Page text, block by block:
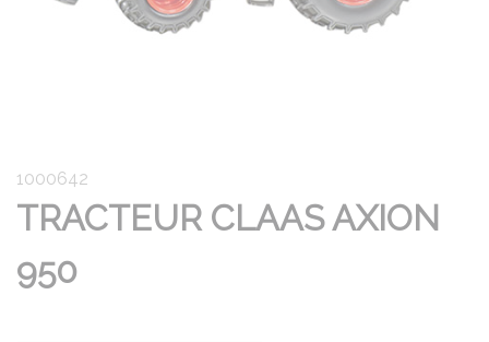
1000642
TRACTEUR CLAAS AXION
950